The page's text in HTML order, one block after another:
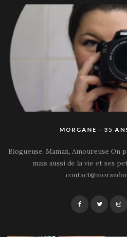
MORGANE - 35
Blogueuse, Maman, Amoureuse On
mais aussi de la vie et ses